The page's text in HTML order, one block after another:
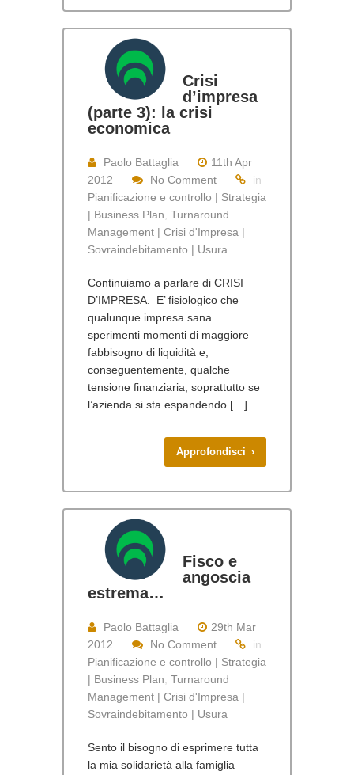
Crisi
d’impresa
(parte 3): la crisi
economica
Paolo Battaglia
11th Apr
2012
No Comment
in
Pianificazione e controllo | Strategia
| Business Plan, Turnaround
Management | Crisi d'Impresa |
Sovraindebitamento | Usura
Continuiamo a parlare di CRISI
D’IMPRESA. E’ fisiologico che
qualunque impresa sana
sperimenti momenti di maggiore
fabbisogno di liquidità e,
conseguentemente, qualche
tensione finanziaria, soprattutto se
l’azienda si sta espandendo […]
Approfondisci ›
Fisco e
angoscia
estrema…
Paolo Battaglia
29th Mar
2012
No Comment
in
Pianificazione e controllo | Strategia
| Business Plan, Turnaround
Management | Crisi d'Impresa |
Sovraindebitamento | Usura
Sento il bisogno di esprimere tutta
la mia solidarietà alla famiglia